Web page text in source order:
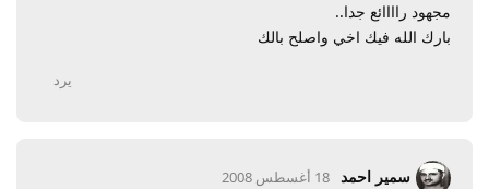
مجهود راااائع جدا..
بارك الله فيك اخي واصلح بالك
يرد
سمير احمد 18 أغسطس 2008